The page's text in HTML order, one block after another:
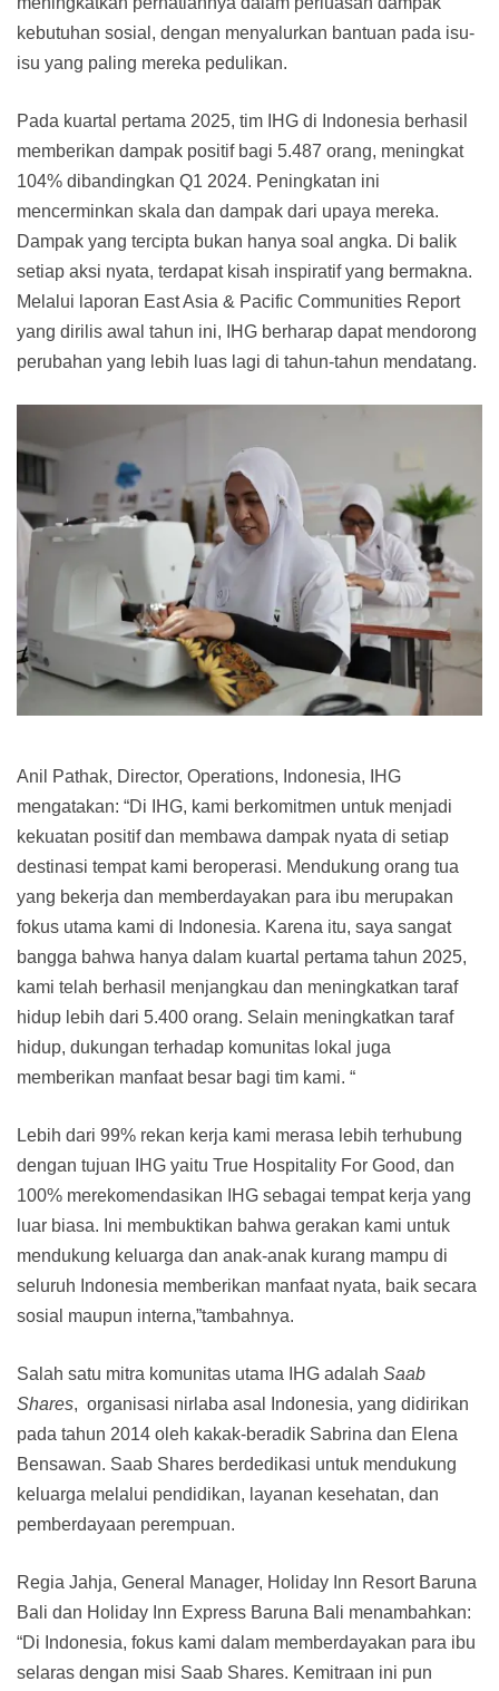
kebutuhan sosial, dengan menyalurkan bantuan pada isu-
isu yang paling mereka pedulikan.
Pada kuartal pertama 2025, tim IHG di Indonesia berhasil
memberikan dampak positif bagi 5.487 orang, meningkat
104% dibandingkan Q1 2024. Peningkatan ini
mencerminkan skala dan dampak dari upaya mereka.
Dampak yang tercipta bukan hanya soal angka. Di balik
setiap aksi nyata, terdapat kisah inspiratif yang bermakna.
Melalui laporan East Asia & Pacific Communities Report
yang dirilis awal tahun ini, IHG berharap dapat mendorong
perubahan yang lebih luas lagi di tahun-tahun mendatang.
Anil Pathak, Director, Operations, Indonesia, IHG
mengatakan: “Di IHG, kami berkomitmen untuk menjadi
kekuatan positif dan membawa dampak nyata di setiap
destinasi tempat kami beroperasi. Mendukung orang tua
yang bekerja dan memberdayakan para ibu merupakan
fokus utama kami di Indonesia. Karena itu, saya sangat
bangga bahwa hanya dalam kuartal pertama tahun 2025,
kami telah berhasil menjangkau dan meningkatkan taraf
hidup lebih dari 5.400 orang. Selain meningkatkan taraf
hidup, dukungan terhadap komunitas lokal juga
memberikan manfaat besar bagi tim kami. “
Lebih dari 99% rekan kerja kami merasa lebih terhubung
dengan tujuan IHG yaitu True Hospitality For Good, dan
100% merekomendasikan IHG sebagai tempat kerja yang
luar biasa. Ini membuktikan bahwa gerakan kami untuk
mendukung keluarga dan anak-anak kurang mampu di
seluruh Indonesia memberikan manfaat nyata, baik secara
sosial maupun interna,”tambahnya.
Salah satu mitra komunitas utama IHG adalah Saab
Shares, organisasi nirlaba asal Indonesia, yang didirikan
pada tahun 2014 oleh kakak-beradik Sabrina dan Elena
Bensawan. Saab Shares berdedikasi untuk mendukung
keluarga melalui pendidikan, layanan kesehatan, dan
pemberdayaan perempuan.
Regia Jahja, General Manager, Holiday Inn Resort Baruna
Bali dan Holiday Inn Express Baruna Bali menambahkan:
“Di Indonesia, fokus kami dalam memberdayakan para ibu
selaras dengan misi Saab Shares. Kemitraan ini pun